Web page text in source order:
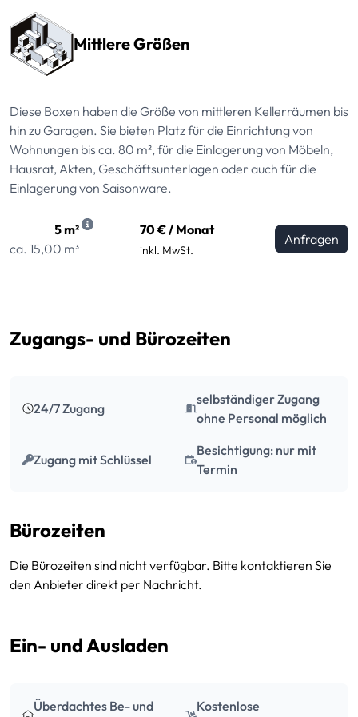
Mittlere Größen
Diese Boxen haben die Größe von mittleren Kellerräumen bis
hin zu Garagen. Sie bieten Platz für die Einrichtung von
Wohnungen bis ca. 80 m², für die Einlagerung von Möbeln,
Hausrat, Akten, Geschäftsunterlagen oder auch für die
Einlagerung von Saisonware.
5 m²
ca. 15,00 m³
70 € / Monat
inkl. MwSt.
Anfragen
Zugangs- und Bürozeiten
24/7 Zugang
selbständiger Zugang
ohne Personal möglich
Zugang mit Schlüssel
Besichtigung: nur mit
Termin
Bürozeiten
Die Bürozeiten sind nicht verfügbar. Bitte kontaktieren Sie
den Anbieter direkt per Nachricht.
Ein- und Ausladen
Überdachtes Be- und
Kostenlose